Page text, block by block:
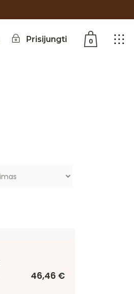
Prisijungti 0
46,46 €